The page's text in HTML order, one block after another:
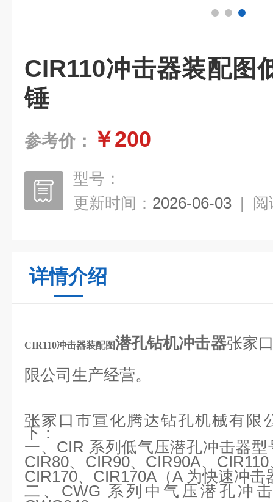
CIR110冲击器装配图
锤
参考价： ￥200
型号：
更新时间： 2026-06-03 | 阅
详情介绍
CIR110冲击器装配图潜孔钻机冲击器张家
限公司生产经营。
张家口市宣化腾达钻孔机械有限
下：
一、 CIR 系列低气压潜孔冲击器
CIR80、CIR90、CIR90A、
CIR170、CIR170A（A 为快速冲击
二、 CWG 系列中气压潜孔冲